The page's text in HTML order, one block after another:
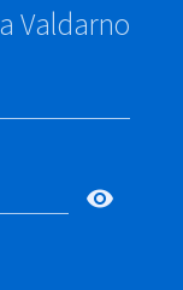
Valdarno
visibility